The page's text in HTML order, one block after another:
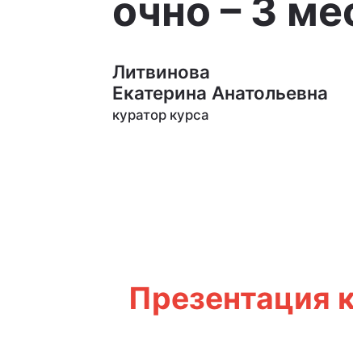
очно – 3
Литвинова
Екатерина Анатольевна
куратор курса
Презентация